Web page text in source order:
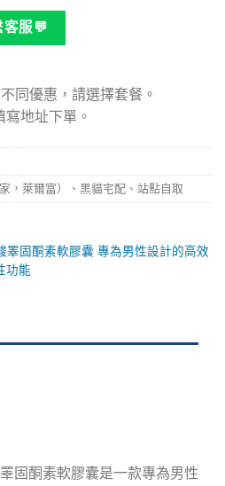
客服💬
同優惠，請選擇套餐。
寫地址下單。
，萊爾富）、黑貓宅配、站點自取
睪固酮素軟膠囊 專為男性設計的高效
功能
固酮素軟膠囊是一款專為男性